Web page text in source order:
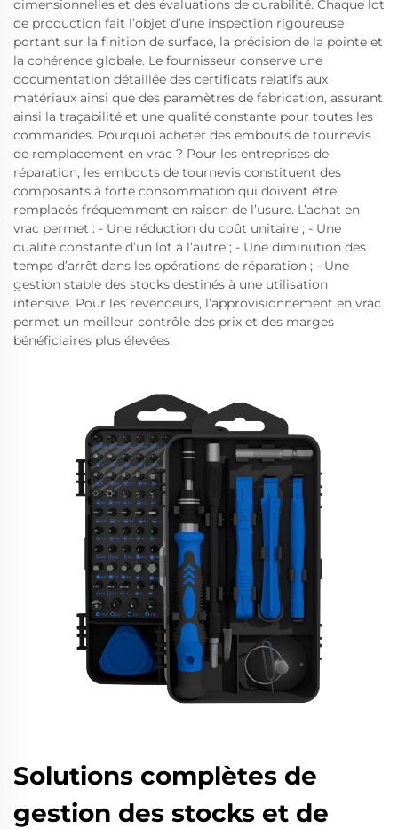
dimensionnelles et des évaluations de durabilité. Chaque lot
de production fait l’objet d’une inspection rigoureuse
portant sur la finition de surface, la précision de la pointe et
la cohérence globale. Le fournisseur conserve une
documentation détaillée des certificats relatifs aux
matériaux ainsi que des paramètres de fabrication, assurant
ainsi la traçabilité et une qualité constante pour toutes les
commandes. Pourquoi acheter des embouts de tournevis
de remplacement en vrac ? Pour les entreprises de
réparation, les embouts de tournevis constituent des
composants à forte consommation qui doivent être
remplacés fréquemment en raison de l’usure. L’achat en
vrac permet : - Une réduction du coût unitaire ; - Une
qualité constante d’un lot à l’autre ; - Une diminution des
temps d’arrêt dans les opérations de réparation ; - Une
gestion stable des stocks destinés à une utilisation
intensive. Pour les revendeurs, l’approvisionnement en vrac
permet un meilleur contrôle des prix et des marges
bénéficiaires plus élevées.
Solutions complètes de
gestion des stocks et de